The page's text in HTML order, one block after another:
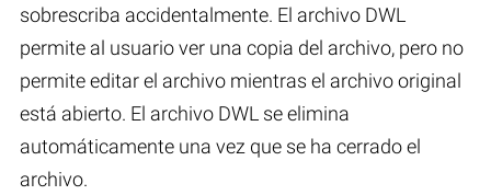
sobrescriba accidentalmente. El archivo DWL
permite al usuario ver una copia del archivo, pero no
permite editar el archivo mientras el archivo original
está abierto. El archivo DWL se elimina
automáticamente una vez que se ha cerrado el
archivo.